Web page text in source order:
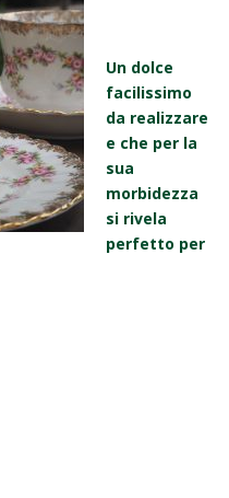
Un dolce
facilissimo
da realizzare
e che per la
sua
morbidezza
si rivela
perfetto per